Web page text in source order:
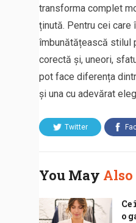
transforma complet
ținută. Pentru cei
îmbunătățească stilul
corectă și, uneori,
pot face diferența
și una cu adevărat
Twitter
You May
Ce
o